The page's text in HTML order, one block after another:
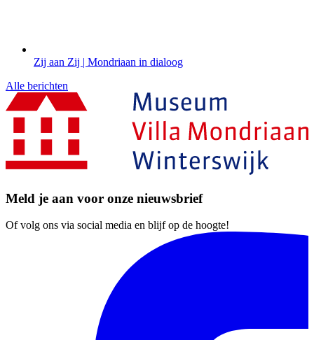
Zij aan Zij | Mondriaan in dialoog
Alle berichten
Meld je aan voor onze nieuwsbrief
Of volg ons via social media en blijf op de hoogte!